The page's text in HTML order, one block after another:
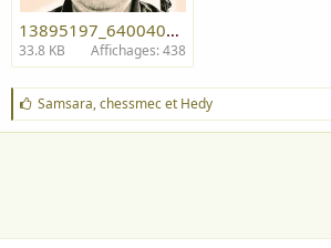
13895197_640040999489428_7781164554847330002_n.jpg
33.8 KB Affichages: 438
J
'
a
Samsara,chessmecet Hedy